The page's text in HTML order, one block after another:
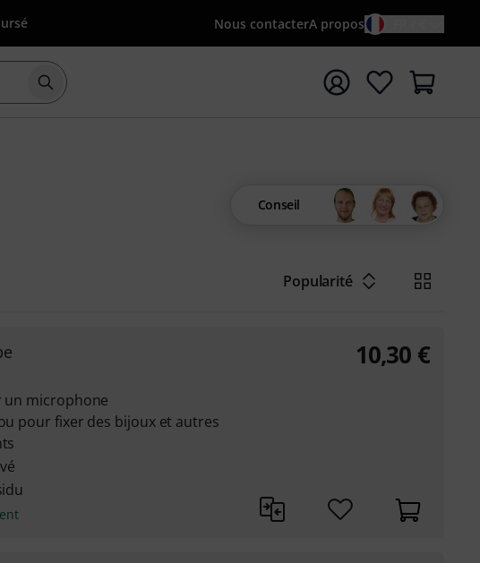
Nous contacterA propos
Démarrer la recherche avec le terme de recherche
Conseil
Popularité
un microphone
pour fixer des bijoux et autres
10,30 €